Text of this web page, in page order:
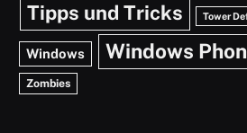
Tipps und Tricks Tower
Windows Windows
Zombies